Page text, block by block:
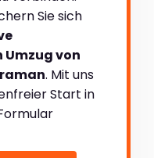
Sie sich
von
. Mit uns
Start in